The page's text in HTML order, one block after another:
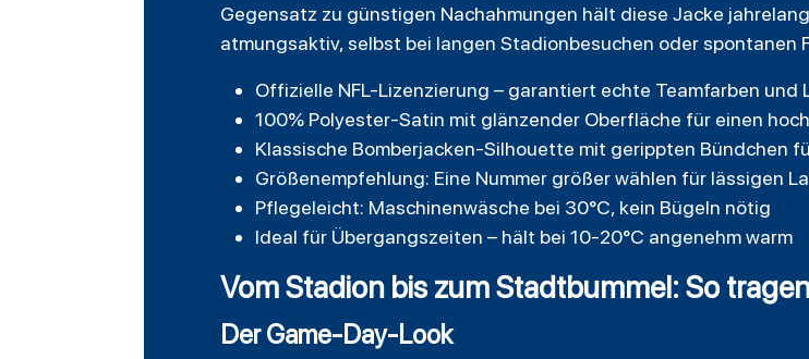
Gegensatz zu günstigen Nachahmungen hält diese Jacke
atmungsaktiv, selbst bei langen Stadionbesuchen oder spontanen
Offizielle NFL-Lizenzierung – garantiert echte Teamfarben und
100% Polyester-Satin mit glänzender Oberfläche für einen
Klassische Bomberjacken-Silhouette mit gerippten Bündchen
Größenempfehlung: Eine Nummer größer wählen für lässigen
Pflegeleicht: Maschinenwäsche bei 30°C, kein Bügeln nötig
Ideal für Übergangszeiten – hält bei 10-20°C angenehm warm
Vom Stadion bis zum Stadtbummel: So
Der Game-Day-Look